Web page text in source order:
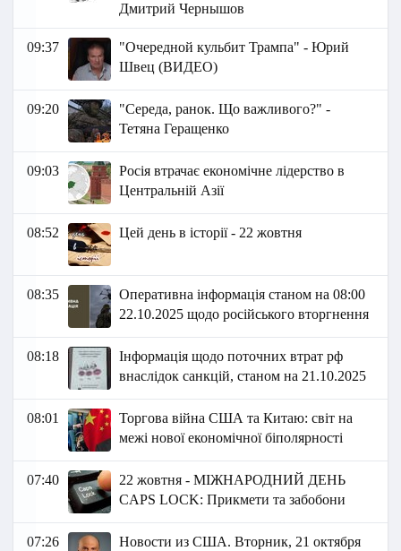
Дмитрий Чернышов
09:37
"Очередной кульбит Трампа" - Юрий
Швец (ВИДЕО)
09:20
"Середа, ранок. Що важливого?" -
Тетяна Геращенко
09:03
Росія втрачає економічне лідерство в
Центральній Азії
08:52 Цей день в історії - 22 жовтня
08:35
Оперативна інформація станом на 08:00
22.10.2025 щодо російського вторгнення
08:18
Інформація щодо поточних втрат рф
внаслідок санкцій, станом на 21.10.2025
08:01
Торгова війна США та Китаю: світ на
межі нової економічної біполярності
07:40
22 жовтня - МІЖНАРОДНИЙ ДЕНЬ
CAPS LOCK: Прикмети та забобони
07:26
Новости из США. Вторник, 21 октября